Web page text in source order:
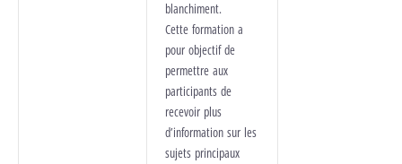
blanchiment.
Cette formation a
pour objectif de
permettre aux
participants de
recevoir plus
d’information sur les
sujets principaux